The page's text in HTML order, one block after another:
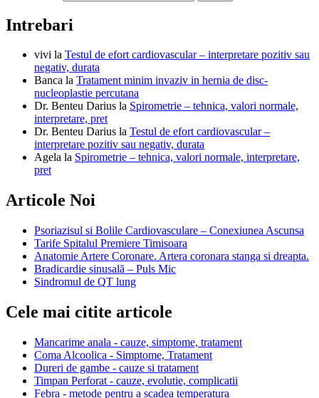
Intrebari
vivi la Testul de efort cardiovascular – interpretare pozitiv sau
negativ, durata
Banca la Tratament minim invaziv in hernia de disc-
nucleoplastie percutana
Dr. Benteu Darius la Spirometrie – tehnica, valori normale,
interpretare, pret
Dr. Benteu Darius la Testul de efort cardiovascular –
interpretare pozitiv sau negativ, durata
Agela la Spirometrie – tehnica, valori normale, interpretare,
pret
Articole Noi
Psoriazisul si Bolile Cardiovasculare – Conexiunea Ascunsa
Tarife Spitalul Premiere Timisoara
Anatomie Artere Coronare. Artera coronara stanga si dreapta.
Bradicardie sinusală – Puls Mic
Sindromul de QT lung
Cele mai citite articole
Mancarime anala - cauze, simptome, tratament
Coma Alcoolica - Simptome, Tratament
Dureri de gambe - cauze si tratament
Timpan Perforat - cauze, evolutie, complicatii
Febra - metode pentru a scadea temperatura